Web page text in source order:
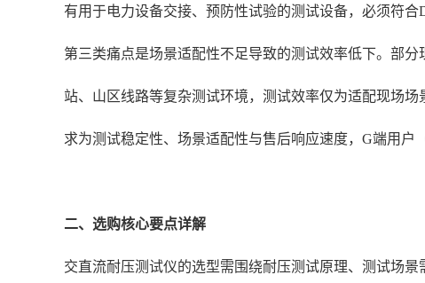
有用于电力设备交接、预防性试验的测试设备，必须符
第三类痛点是场景适配性不足导致的测试效率低下。部
站、山区线路等复杂测试环境，测试效率仅为适配现场
求为测试稳定性、场景适配性与售后响应速度，G端用户
二、选购核心要点详解
交直流耐压测试仪的选型需围绕耐压测试原理、测试场